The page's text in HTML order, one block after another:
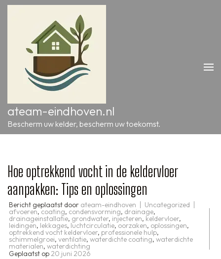
Ga
ateam-eindhoven.nl
Bescherm uw kelder, bescherm uw toekomst.
Hoe optrekkend vocht in de keldervloer
aanpakken: Tips en oplossingen
Bericht geplaatst door ateam-eindhoven Uncategorized
afvoeren, coating, condensvorming, drainage,
drainageinstallatie, grondwater, injecteren, keldervloer,
leidingen, lekkages, luchtcirculatie,oorzaken, oplossingen,
optrekkend vocht keldervloer, professionele hulp,
schimmelgroei, ventilatie, waterdichte coating, waterdichte
materialen, waterdichting
Geplaatst op 20 juni 2026